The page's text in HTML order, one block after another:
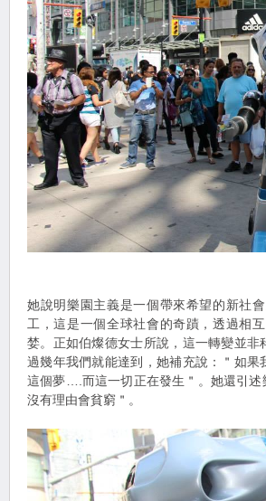
她說明樂園主義是一個帶來希望的新社
工，這是一個全球社會的奇蹟，透過相
婪。正如伯燦德女士所說，這一轉變並
過幾年我們就能達到，她補充說：＂如
這個夢….而這一切正在發生＂。她還引
沒有理由會貧窮＂。